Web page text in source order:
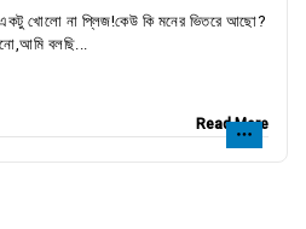
খোলো না প্লিজ!কেউ কি মনের ভিতরে আছো?
বলছি...
Read More